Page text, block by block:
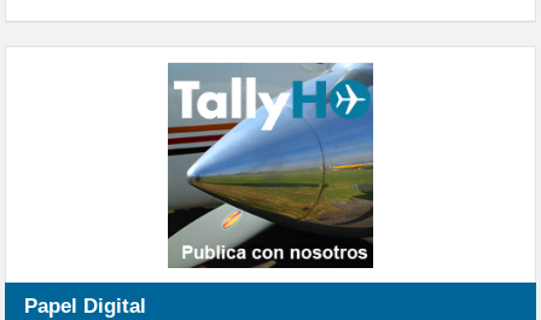
Papel Digital